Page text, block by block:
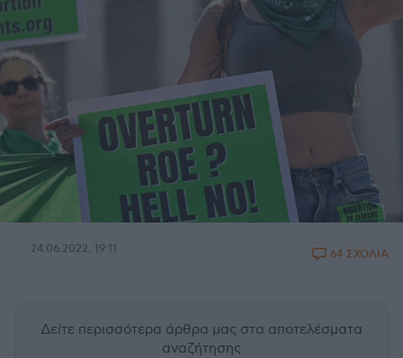
24.06.2022, 19:11 64 ΣΧΟΛΙΑ
Δείτε περισσότερα άρθρα μας στα αποτελέσματα
αναζήτησης